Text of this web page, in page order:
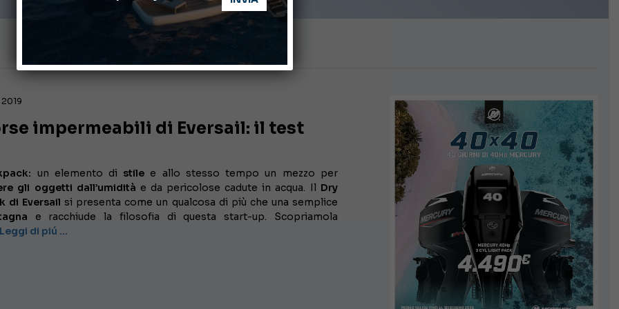
impermeabili di Eversail: il test
un elemento di stile e allo stesso tempo un mezzo per
gli oggetti dall’umidità e da pericolose cadute in acqua. Il Dry
di Eversail si presenta come un qualcosa di più che una semplice
e racchiude la filosofia di questa start-up. Scopriamola
Leggi di piú …